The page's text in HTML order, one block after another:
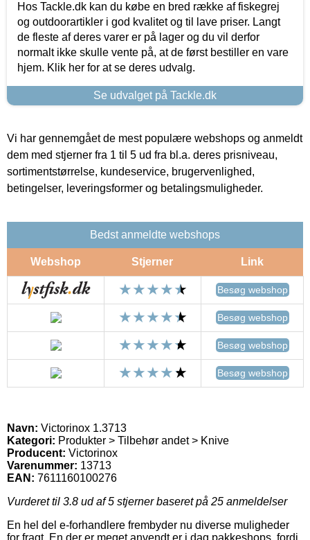
Hos Tackle.dk kan du købe en bred række af fiskegrej
og outdoorartikler i god kvalitet og til lave priser. Langt
de fleste af deres varer er på lager og du vil derfor
normalt ikke skulle vente på, at de først bestiller en vare
hjem. Klik her for at se deres udvalg.
Se udvalget på Tackle.dk
Vi har gennemgået de mest populære webshops og anmeldt
dem med stjerner fra 1 til 5 ud fra bl.a. deres prisniveau,
sortimentstørrelse, kundeservice, brugervenlighed,
betingelser, leveringsformer og betalingsmuligheder.
Bedst anmeldte webshops
Webshop Stjerner Link
Besøg webshop
Besøg webshop
Besøg webshop
Besøg webshop
Navn: Victorinox 1.3713
Kategori: Produkter > Tilbehør andet > Knive
Producent: Victorinox
Varenummer: 13713
EAN: 7611160100276
Vurderet til 3.8 ud af 5 stjerner baseret på 25 anmeldelser
En hel del e-forhandlere frembyder nu diverse muligheder
for fragt. En der er meget anvendt er i dag pakkeshops, fordi